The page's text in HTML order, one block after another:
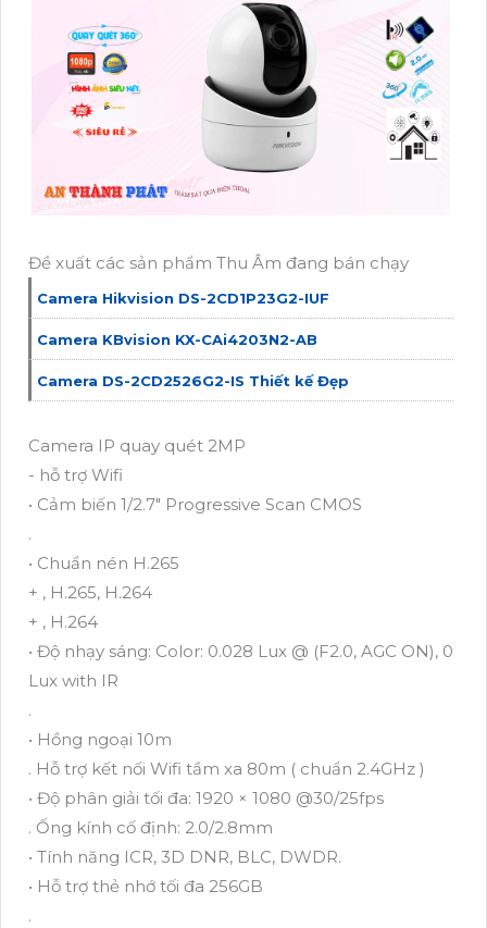
Đề xuất các sản phẩm Thu Âm đang bán chạy
Camera Hikvision DS-2CD1P23G2-IUF
Camera KBvision KX-CAi4203N2-AB
Camera DS-2CD2526G2-IS Thiết kế Đẹp
Camera IP quay quét 2MP
- hỗ trợ Wifi
• Cảm biến 1/2.7" Progressive Scan CMOS
.
• Chuẩn nén H.265
+ , H.265, H.264
+ , H.264
• Độ nhạy sáng: Color: 0.028 Lux @ (F2.0, AGC ON), 0
Lux with IR
.
• Hồng ngoại 10m
. Hỗ trợ kết nối Wifi tầm xa 80m ( chuẩn 2.4GHz )
• Độ phân giải tối đa: 1920 × 1080 @30/25fps
. Ống kính cố định: 2.0/2.8mm
• Tính năng ICR, 3D DNR, BLC, DWDR.
• Hỗ trợ thẻ nhớ tối đa 256GB
.